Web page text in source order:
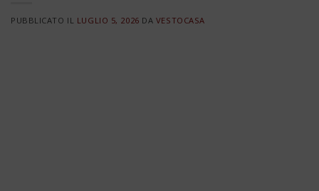
PUBBLICATO IL LUGLIO 5, 2026 DA VESTOCASA